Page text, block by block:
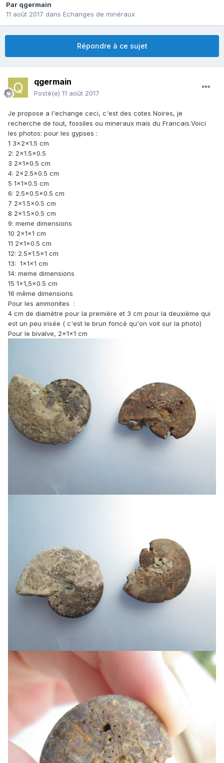
Par qgermain
11 août 2017 dans Echanges de minéraux
Répondre à ce sujet
qgermain
Posté(e) 11 août 2017
Je propose a l'echange ceci, c'est des cotes Noires, je
recherche de tout, fossiles ou mineraux mais du Francais.Voici
les photos: pour les gypses :
1 3x2x1.5 cm
2: 2x1.5x0.5
3 2x1x0.5 cm
4: 2x2.5x0.5 cm
5 1x1x0.5 cm
6: 2.5x0.5x0.5 cm
7 2x1.5x0.5 cm
8 2x1.5x0.5 cm
9: meme dimensions
10 2x1x1 cm
11 2x1x0.5 cm
12: 2.5x1.5x1 cm
13: 1x1x1 cm
14: meme dimensions
15 1x1,5x0.5 cm
16 même dimensions
Pour les ammonites :
4 cm de diamètre pour la première et 3 cm pour la deuxième qui
est un peu irisée ( c'est le brun foncé qu'on voit sur la photo)
Pour le bivalve, 2x1x1 cm